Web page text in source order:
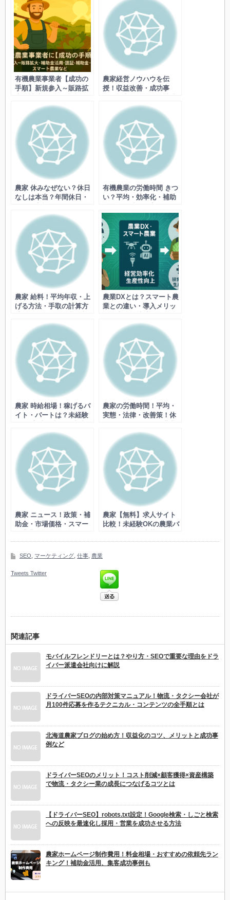
有機農業事業者【成功の
手順】新規参入～販路拡
補助金・販路・スマート
農業など
農家経営ノウハウを伝
授！収益改善・成功事
金活用など
農家 休みなぜない？休日
なしは本当？年間休日・
スマート農業で週休2日・
成功事例
有機農業の労働時間 きつ
い？平均・効率化・補助
農家 給料！平均年収・上
げる方法・手取の計算方
別の違い、経費削減、生
産性向上のコツなど
農業DXとは？スマート農
業との違い・導入メリッ
農家 時給相場！稼げるバ
イト・パートは？未経験
作業別の給料など
農家の労働時間！平均・
実態・法律・改善策！休
活用・求人媒体など
農家 ニュース！政策・補
助金・市場価格・スマー
農家【無料】求人サイト
比較！未経験OKの農業バ
SEO マーケティング 仕事 農業
Tweets Twitter
関連記事
モバイルフレンドリーとは？やり方・SEOで重要な理由をドラ
イバー派遣会社向けに解説
ドライバーSEOの内部対策マニュアル！物流・タクシー会社が
月100件応募を作るテクニカル・コンテンツの全手順とは
北海道農家ブログの始め方！収益化のコツ、メリットと成功事
例など
ドライバーSEOのメリット！コスト削減×顧客獲得×資産構築
で物流・タクシー業の成長につなげるコツとは
【ドライバーSEO】robots.txt設定！Google検索・しごと検索
への反映を最速化し採用・営業を成功させる方法
農家ホームページ制作費用！料金相場・おすすめの依頼先ラン
キング！補助金活用、集客成功事例も